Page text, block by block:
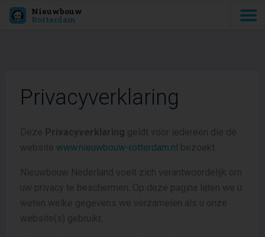
Nieuwbouw
Rotterdam
Privacyverklaring
Deze Privacyverklaring geldt voor iedereen die de
website www.nieuwbouw-rotterdam.nl bezoekt.
Nieuwbouw Nederland voelt zich verantwoordelijk om
uw privacy te beschermen. Op deze pagina laten we u
weten welke gegevens we verzamelen als u onze
website(s) gebruikt.